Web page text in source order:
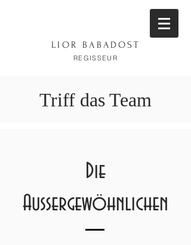
LIOR BABADOST
REGISSEUR
Triff das Team
Die
Außergewöhnlichen